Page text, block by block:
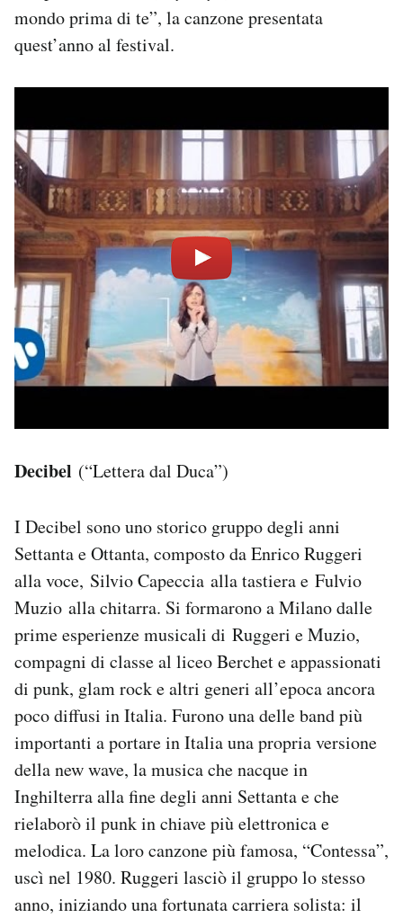
mondo prima di te”, la canzone presentata
quest’anno al festival.
Decibel (“Lettera dal Duca”)
I Decibel sono uno storico gruppo degli anni
Settanta e Ottanta, composto da Enrico Ruggeri
alla voce, Silvio Capeccia alla tastiera e Fulvio
Muzio alla chitarra. Si formarono a Milano dalle
prime esperienze musicali di Ruggeri e Muzio,
compagni di classe al liceo Berchet e appassionati
di punk, glam rock e altri generi all’epoca ancora
poco diffusi in Italia. Furono una delle band più
importanti a portare in Italia una propria versione
della new wave, la musica che nacque in
Inghilterra alla fine degli anni Settanta e che
rielaborò il punk in chiave più elettronica e
melodica. La loro canzone più famosa, “Contessa”,
uscì nel 1980. Ruggeri lasciò il gruppo lo stesso
anno, iniziando una fortunata carriera solista: il